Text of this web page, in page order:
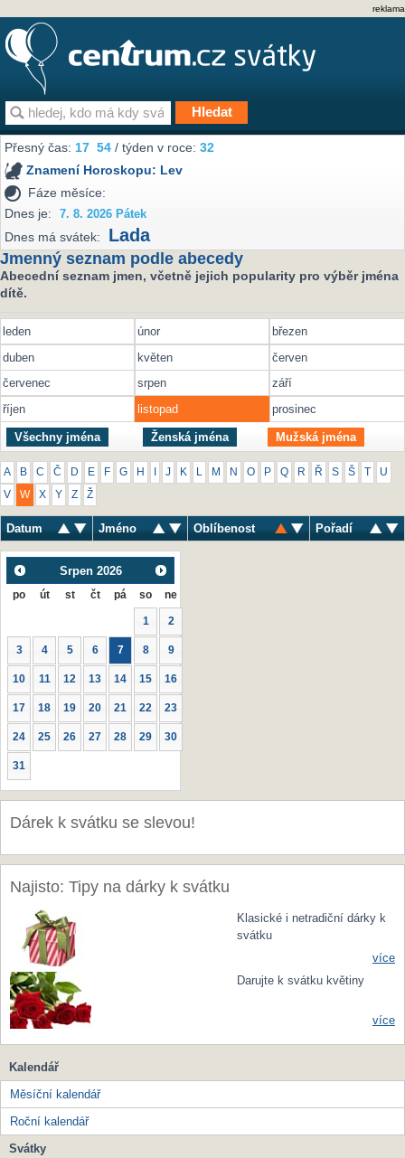
reklama
Přesný čas:17 54 / týden v roce:32
Znamení Horoskopu: Lev
Fáze měsíce:
Dnes je:
7. 8. 2026 Pátek
Dnes má svátek: Lada
Jmenný seznam podle abecedy
Abecední seznam jmen, včetně jejich popularity pro výběr jména
dítě.
leden únor
březen
duben
květen
červen
červenec
srpen
září
říjen
listopad prosinec
Všechny jména Ženská jména Mužská jména
A B C Č D E F G H J K M N O P Q R Ř S Š U
V W X Y Z Ž
Datum Jméno Oblíbenost Pořadí
Srpen 2026
po út st čt pá so ne
1 2
3 4 5 6 7 8 9
10 11 12 13 14 15 16
17 18 19 20 21 22 23
24 25 26 27 28 29 30
31
Dárek k svátku se slevou!
Najisto: Tipy na dárky k svátku
Klasické i netradiční dárky k
svátku
více
Darujte k svátku květiny
více
Kalendář
Měsíční kalendář
Roční kalendář
Svátky